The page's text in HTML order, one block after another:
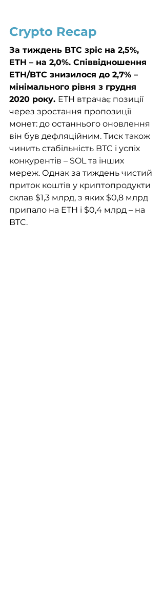
Crypto Recap
За тиждень BTC зріс на 2,5%,
ETH – на 2,0%. Співвідношення
ETH/BTC знизилося до 2,7% –
мінімального рівня з грудня
2020 року. ETH втрачає позиції
через зростання пропозиції
монет: до останнього оновлення
він був дефляційним. Тиск також
чинить стабільність BTC і успіх
конкурентів – SOL та інших
мереж. Однак за тиждень чистий
приток коштів у криптопродукти
склав $1,3 млрд, з яких $0,8 млрд
припало на ETH і $0,4 млрд – на
BTC.